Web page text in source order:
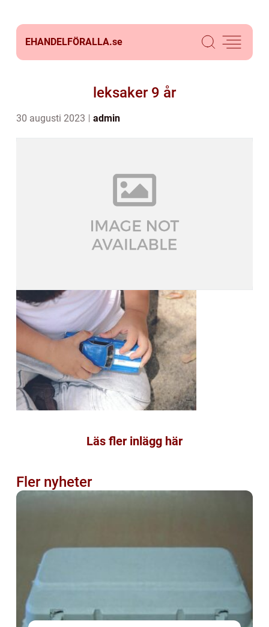
EHANDELFÖRALLA.se
leksaker 9 år
30 augusti 2023 admin
Läs fler inlägg här
Fler nyheter